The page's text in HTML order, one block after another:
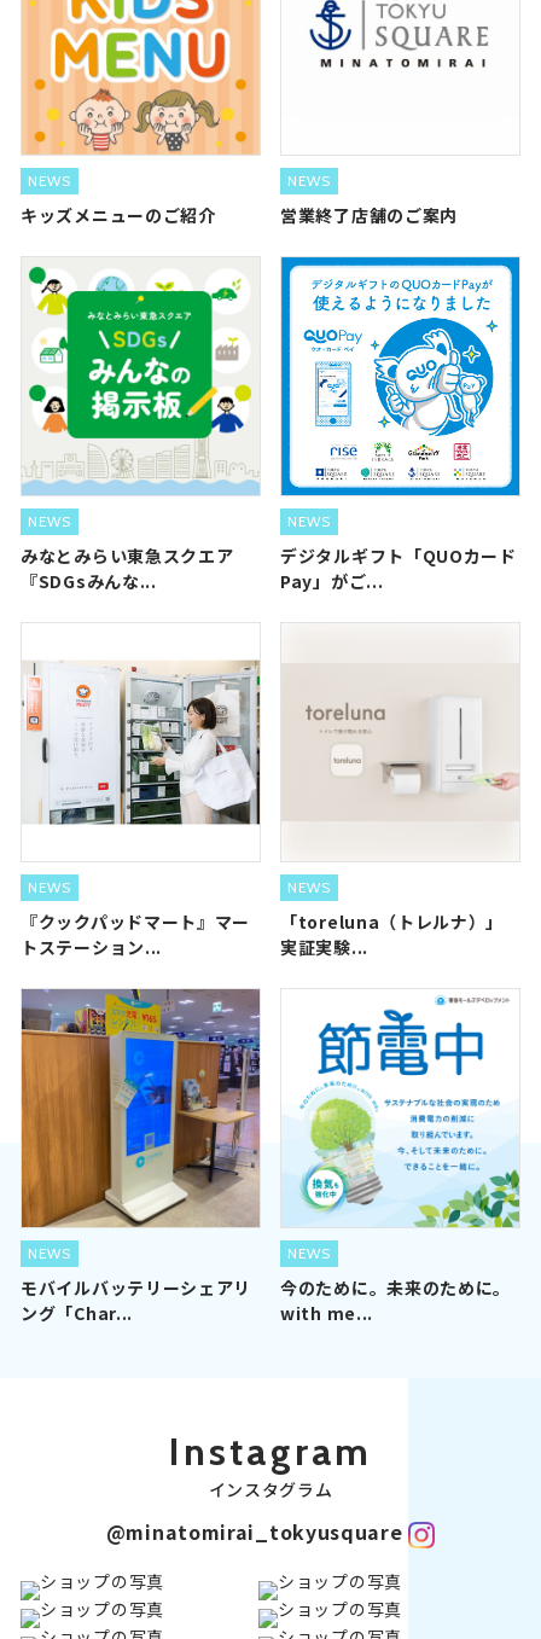
NEWS
キッズメニューのご紹介
NEWS
営業終了店舗のご案内
NEWS
みなとみらい東急スクエア
『SDGsみんな...
NEWS
デジタルギフト「QUOカード
Pay」がご...
NEWS
『クックパッドマート』マー
トステーション...
NEWS
「toreluna（トレルナ）」
実証実験...
NEWS
モバイルバッテリーシェアリ
ング「Char...
NEWS
今のために。未来のために。
with me...
Instagram
インスタグラム
@minatomirai_tokyusquare